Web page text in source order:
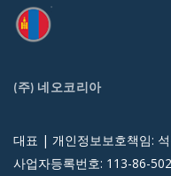
(주) 네오코리아
대표 | 개인정보보호책임:
사업자등록번호: 113-86-